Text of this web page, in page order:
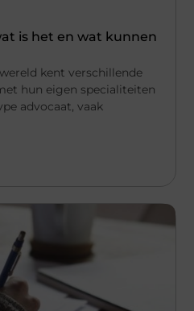
is het en wat kunnen
kent verschillende
hun eigen specialiteiten
advocaat, vaak